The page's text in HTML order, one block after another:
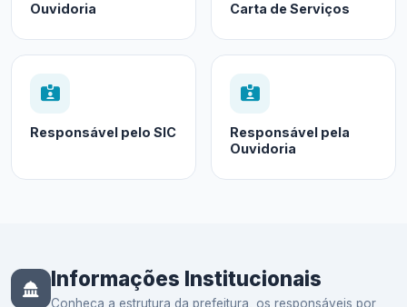
Ouvidoria Carta de Serviços
Responsável pelo SIC
Responsável pela
Ouvidoria
Informações Institucionais
Conheça a estrutura da prefeitura, os responsáveis por